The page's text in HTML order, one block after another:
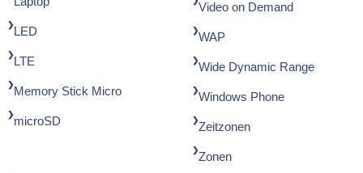
LED
LTE
Memory Stick Micro
microSD
Video on Demand
WAP
Wide Dynamic Range
Windows Phone
Zeitzonen
Zonen